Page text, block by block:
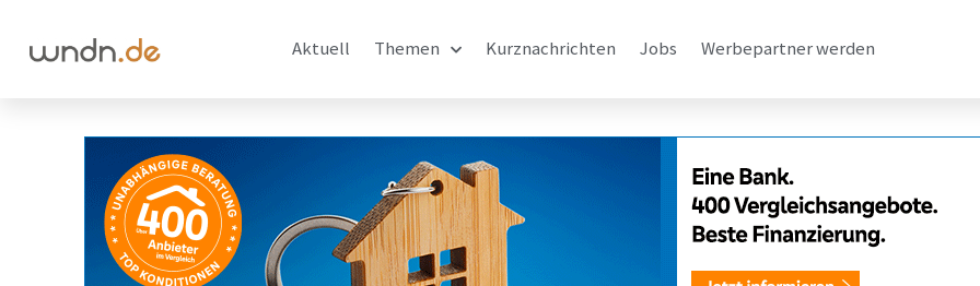
Aktuell Themen Kurznachrichten Jobs Werbepartner werden